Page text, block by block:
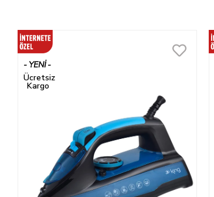
YENI
ÜRÜN
Ücretsiz
Kargo